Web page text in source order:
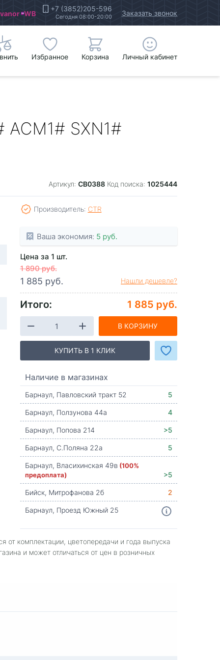
WB +7 (3852)205-596
Сегодня 08:00-20:00 Заказать звонок
Избранное Корзина Личный кабинет
SXN1#
Артикул: CB0388 Код поиска: 1025444
Производитель: CTR
Ваша экономия: 5 руб.
Цена за 1 шт.
1 890 руб.
1 885 руб. Нашли дешевле?
Итого: 1 885 руб.
В КОРЗИНУ
КУПИТЬ В 1 КЛИК
Наличие в магазинах
Барнаул, Павловский тракт 52
5
Барнаул, Ползунова 44а
4
Барнаул, Попова 214
>5
Барнаул, С.Поляна 22а
5
Барнаул, Власихинская 49в (100%
предоплата)
>5
Бийск, Митрофанова 2б
2
Барнаул, Проезд Южный 25
от комплектации, цветопередачи и года выпуска
и может отличаться от цен в розничных